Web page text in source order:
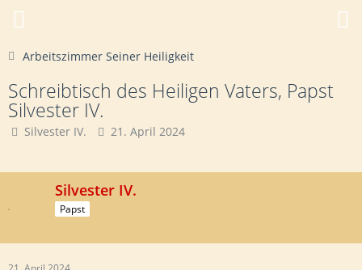
Arbeitszimmer Seiner Heiligkeit
Schreibtisch des Heiligen Vaters, Papst
Silvester IV.
Silvester IV. 21. April 2024
Silvester IV.
Papst